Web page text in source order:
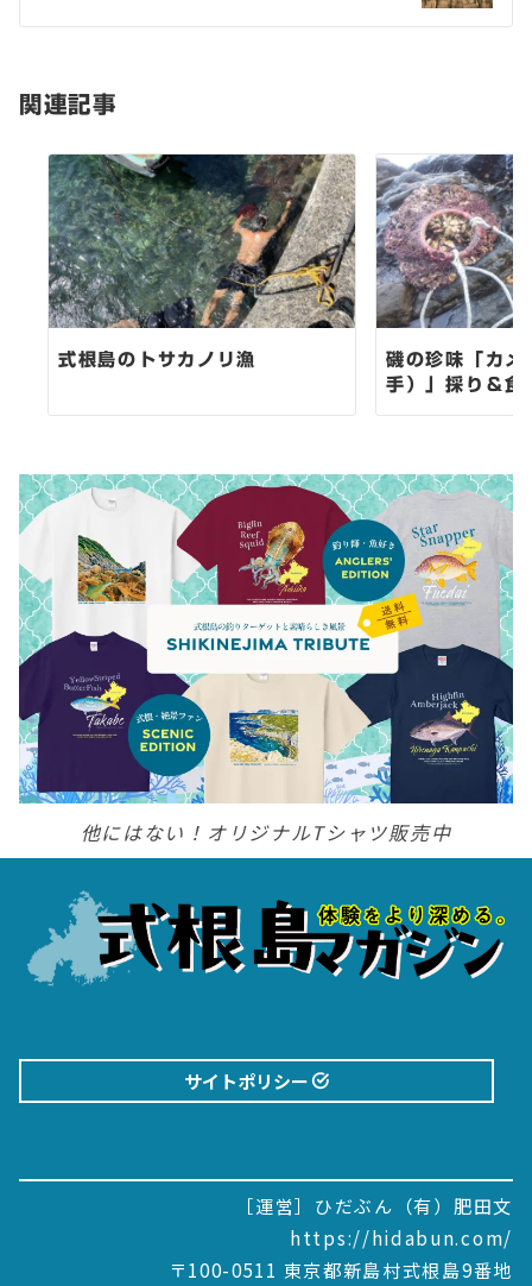
ー
ョ
関連記事
式根島のトサカノリ漁
磯の珍味「カメ
手）」採り＆食
他にはない！オリジナルTシャツ販売中
サイトポリシー
［運営］ひだぶん（有）肥田文
https://hidabun.com/
〒100-0511 東京都新島村式根島9番地